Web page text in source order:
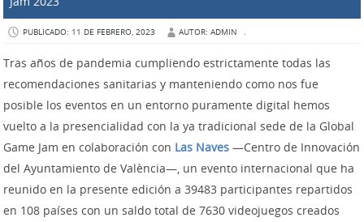
PUBLICADO: 11 DE FEBRERO, 2023 AUTOR: ADMIN .
Tras años de pandemia cumpliendo estrictamente todas las
recomendaciones sanitarias y manteniendo como nos fue
posible los eventos en un entorno puramente digital hemos
vuelto a la presencialidad con la ya tradicional sede de la Global
Game Jam en colaboración con Las Naves —Centro de Innovación
del Ayuntamiento de València—, un evento internacional que ha
reunido en la presente edición a 39483 participantes repartidos
en 108 países con un saldo total de 7630 videojuegos creados